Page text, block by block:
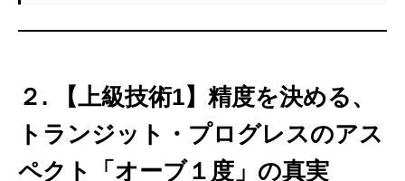
２. 【上級技術1】精度を決める、
トランジット・プログレスのアス
ペクト「オーブ１度」の真実